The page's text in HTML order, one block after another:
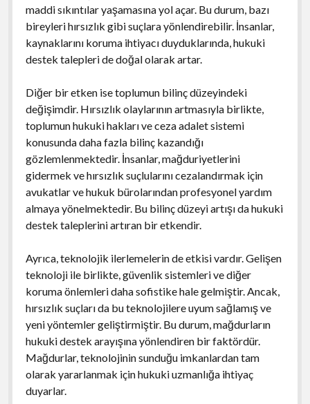
maddi sıkıntılar yaşamasına yol açar. Bu durum, bazı
bireyleri hırsızlık gibi suçlara yönlendirebilir. İnsanlar,
kaynaklarını koruma ihtiyacı duyduklarında, hukuki
destek talepleri de doğal olarak artar.
Diğer bir etken ise toplumun bilinç düzeyindeki
değişimdir. Hırsızlık olaylarının artmasıyla birlikte,
toplumun hukuki hakları ve ceza adalet sistemi
konusunda daha fazla bilinç kazandığı
gözlemlenmektedir. İnsanlar, mağduriyetlerini
gidermek ve hırsızlık suçlularını cezalandırmak için
avukatlar ve hukuk bürolarından profesyonel yardım
almaya yönelmektedir. Bu bilinç düzeyi artışı da hukuki
destek taleplerini artıran bir etkendir.
Ayrıca, teknolojik ilerlemelerin de etkisi vardır. Gelişen
teknoloji ile birlikte, güvenlik sistemleri ve diğer
koruma önlemleri daha sofistike hale gelmiştir. Ancak,
hırsızlık suçları da bu teknolojilere uyum sağlamış ve
yeni yöntemler geliştirmiştir. Bu durum, mağdurların
hukuki destek arayışına yönlendiren bir faktördür.
Mağdurlar, teknolojinin sunduğu imkanlardan tam
olarak yararlanmak için hukuki uzmanlığa ihtiyaç
duyarlar.